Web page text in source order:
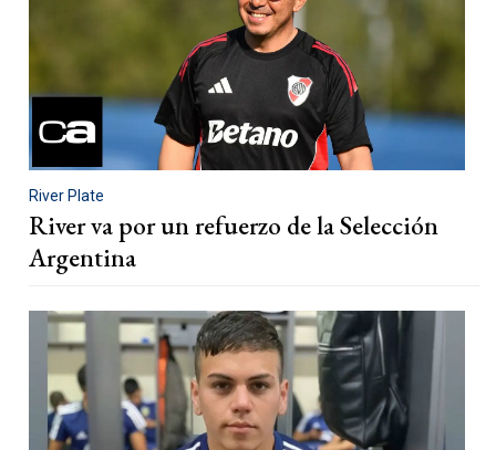
River Plate
River va por un refuerzo de la Selección
Argentina